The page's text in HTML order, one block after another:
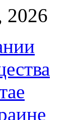
2026